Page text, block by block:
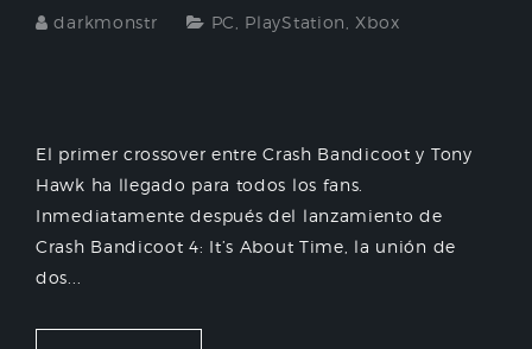
darkmonstr PC PlayStation Xbox
El primer crossover entre Crash Bandicoot y Tony
Hawk ha llegado para todos los fans.
Inmediatamente después del lanzamiento de
Crash Bandicoot 4: It’s About Time, la unión de
dos...